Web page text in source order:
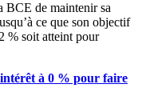
BCE de maintenir sa
ce que son objectif
% soit atteint pour
à 0 % pour faire